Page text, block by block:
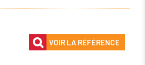
VOIR LA RÉFÉRENCE